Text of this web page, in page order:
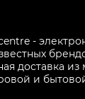
-
доставка из
и